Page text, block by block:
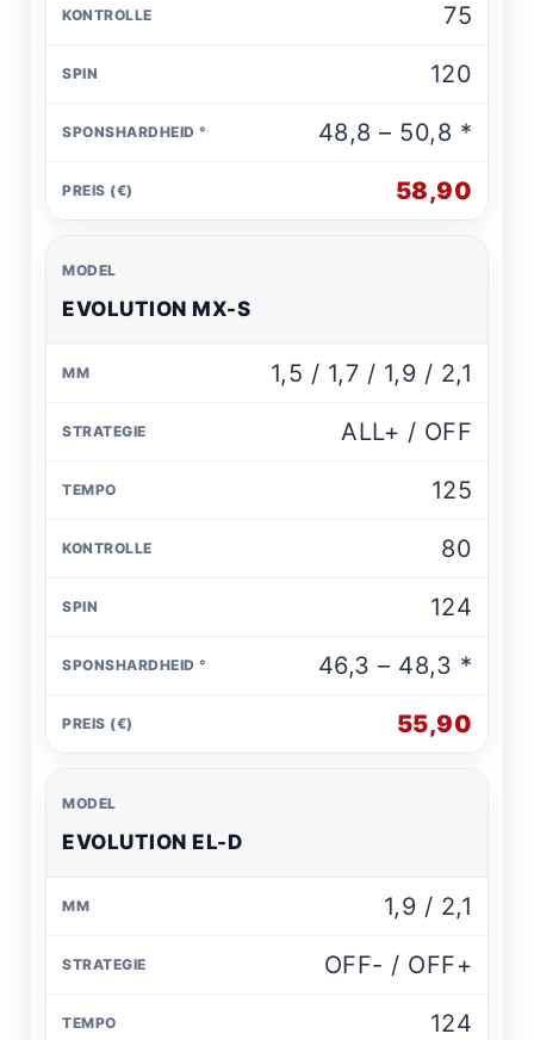
75
120
48,8 – 50,8 *
58,90
EVOLUTION MX-S
1,5 / 1,7 / 1,9 / 2,1
ALL+ / OFF
125
80
124
46,3 – 48,3 *
55,90
EVOLUTION EL-D
1,9 / 2,1
OFF- / OFF+
124